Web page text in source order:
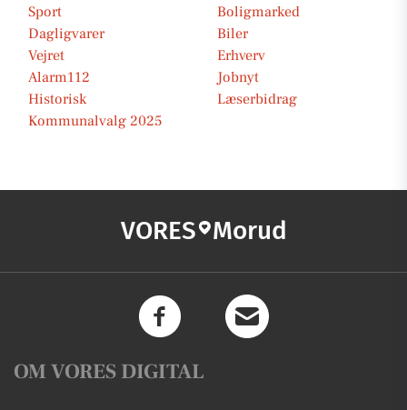
Sport
Boligmarked
Dagligvarer
Biler
Vejret
Erhverv
Alarm112
Jobnyt
Historisk
Læserbidrag
Kommunalvalg 2025
VORES Morud
OM VORES DIGITAL